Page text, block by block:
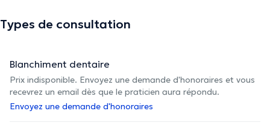
Types de consultation
Blanchiment dentaire
Prix indisponible. Envoyez une demande d'honoraires et vous
recevrez un email dès que le praticien aura répondu.
Envoyez une demande d'honoraires